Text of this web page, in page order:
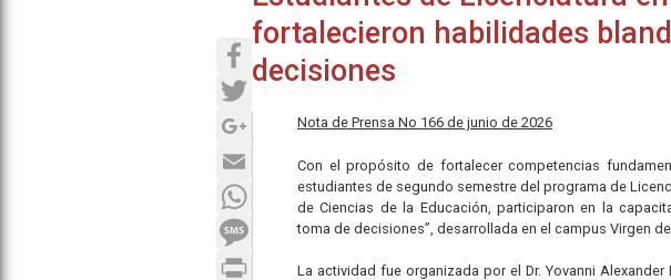
Facebook
Twitter
Google+
WhatsApp
fortalecieron habilidades
decisiones
Nota de Prensa No 166 de junio de 2026
Con el propósito de fortalecer competencias
estudiantes de segundo semestre del programa de
de Ciencias de la Educación, participaron en la
toma de decisiones”, desarrollada en el campus Virgen
La actividad fue organizada por el Dr. Yovanni